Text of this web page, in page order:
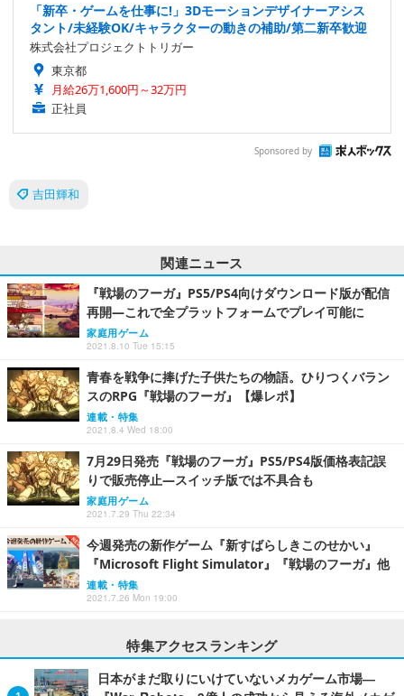
「新卒・ゲームを仕事に!」3Dモーションデザイナーアシス
タント/未経験OK/キャラクターの動きの補助/第二新卒歓迎
株式会社プロジェクトトリガー
東京都
月給26万1,600円～32万円
正社員
Sponsored by
吉田輝和
関連ニュース
『戦場のフーガ』PS5/PS4向けダウンロード版が配信
再開―これで全プラットフォームでプレイ可能に
家庭用ゲーム
2021.8.10 Tue 15:15
青春を戦争に捧げた子供たちの物語。ひりつくバラン
スのRPG『戦場のフーガ』【爆レポ】
連載・特集
2021.8.4 Wed 18:00
7月29日発売『戦場のフーガ』PS5/PS4版価格表記誤
りで販売停止―スイッチ版では不具合も
家庭用ゲーム
2021.7.29 Thu 22:34
今週発売の新作ゲーム『新すばらしきこのせかい』
『Microsoft Flight Simulator』『戦場のフーガ』他
連載・特集
2021.7.26 Mon 19:00
特集アクセスランキング
日本がまだ取りにいけていないメカゲーム市場―